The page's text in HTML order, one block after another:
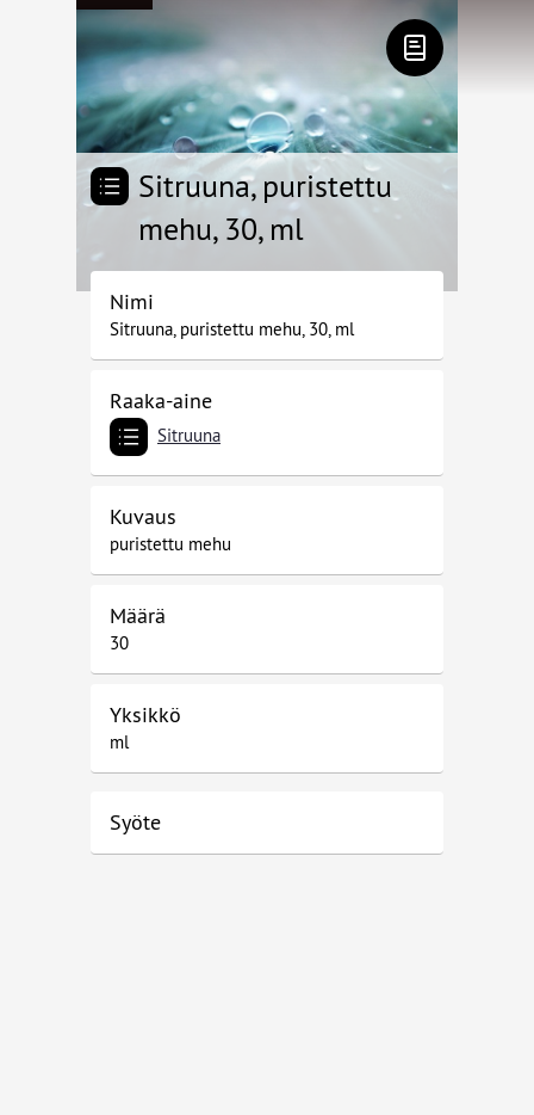
Sitruuna, puristettu
mehu, 30, ml
Nimi
Sitruuna, puristettu mehu, 30, ml
Raaka-aine
Sitruuna
Kuvaus
puristettu mehu
Määrä
30
Yksikkö
ml
Syöte